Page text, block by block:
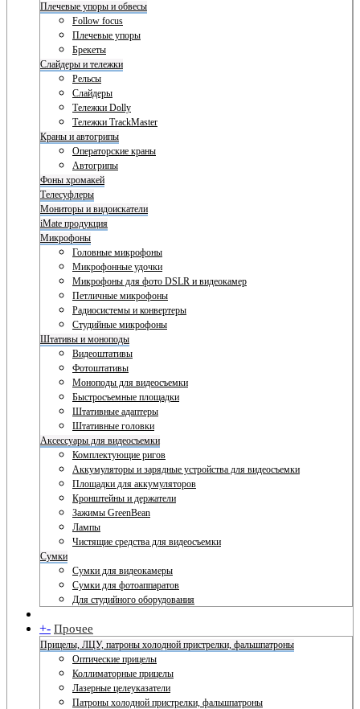
Плечевые упоры и обвесы
Follow focus
Плечевые упоры
Брекеты
Слайдеры и тележки
Рельсы
Слайдеры
Тележки Dolly
Тележки TrackMaster
Краны и автогрипы
Операторские краны
Автогрипы
Фоны хромакей
Телесуфлеры
Мониторы и видоискатели
iMate продукция
Микрофоны
Головные микрофоны
Микрофонные удочки
Микрофоны для фото DSLR и видеокамер
Петличные микрофоны
Радиосистемы и конвертеры
Студийные микрофоны
Штативы и моноподы
Видеоштативы
Фотоштативы
Моноподы для видеосъемки
Быстросъемные площадки
Штативные адаптеры
Штативные головки
Аксессуары для видеосъемки
Комплектующие ригов
Аккумуляторы и зарядные устройства для видеосъемки
Площадки для аккумуляторов
Кронштейны и держатели
Зажимы GreenBean
Лампы
Чистящие средства для видеосъемки
Сумки
Сумки для видеокамеры
Сумки для фотоаппаратов
Для студийного оборудования
+- Прочее
Прицелы, ЛЦУ, патроны холодной пристрелки, фальшпатроны
Оптические прицелы
Коллиматорные прицелы
Лазерные целеуказатели
Патроны холодной пристрелки, фальшпатроны